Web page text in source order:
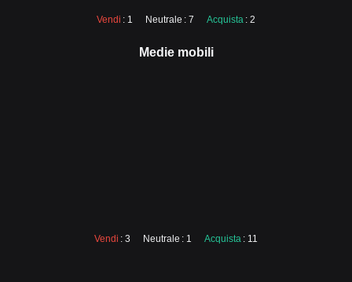
Vendi : 1 Neutrale : 7 Acquista : 2
Medie mobili
Vendi : 3 Neutrale : 1 Acquista : 11